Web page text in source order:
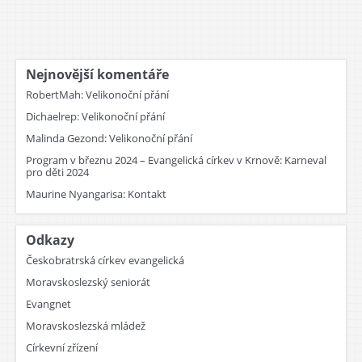
Nejnovější komentáře
RobertMah:Velikonoční přání
Dichaelrep:Velikonoční přání
Malinda Gezond:Velikonoční přání
Program v březnu 2024 – Evangelická církev v Krnově: Karneval
pro děti 2024
Maurine Nyangarisa: Kontakt
Odkazy
Českobratrská církev evangelická
Moravskoslezský seniorát
Evangnet
Moravskoslezská mládež
Církevní zřízení